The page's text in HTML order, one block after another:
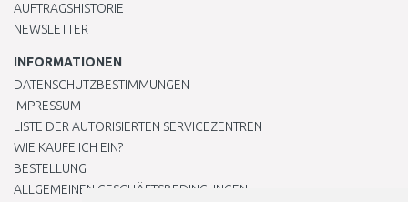
AUFTRAGSHISTORIE
NEWSLETTER
INFORMATIONEN
DATENSCHUTZBESTIMMUNGEN
IMPRESSUM
LISTE DER AUTORISIERTEN SERVICEZENTREN
WIE KAUFE ICH EIN?
BESTELLUNG
ALLGEMEINEN GESCHÄFTSBEDINGUNGEN